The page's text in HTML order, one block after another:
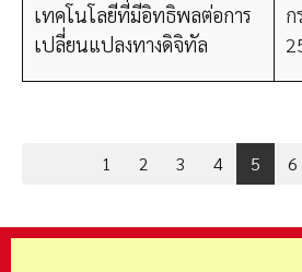
เทคโนโลยีที่มีอิทธิพลต่อการ
เปลี่ยนแปลงทางดิจิทัล
ก
1
2 3 4 5 6